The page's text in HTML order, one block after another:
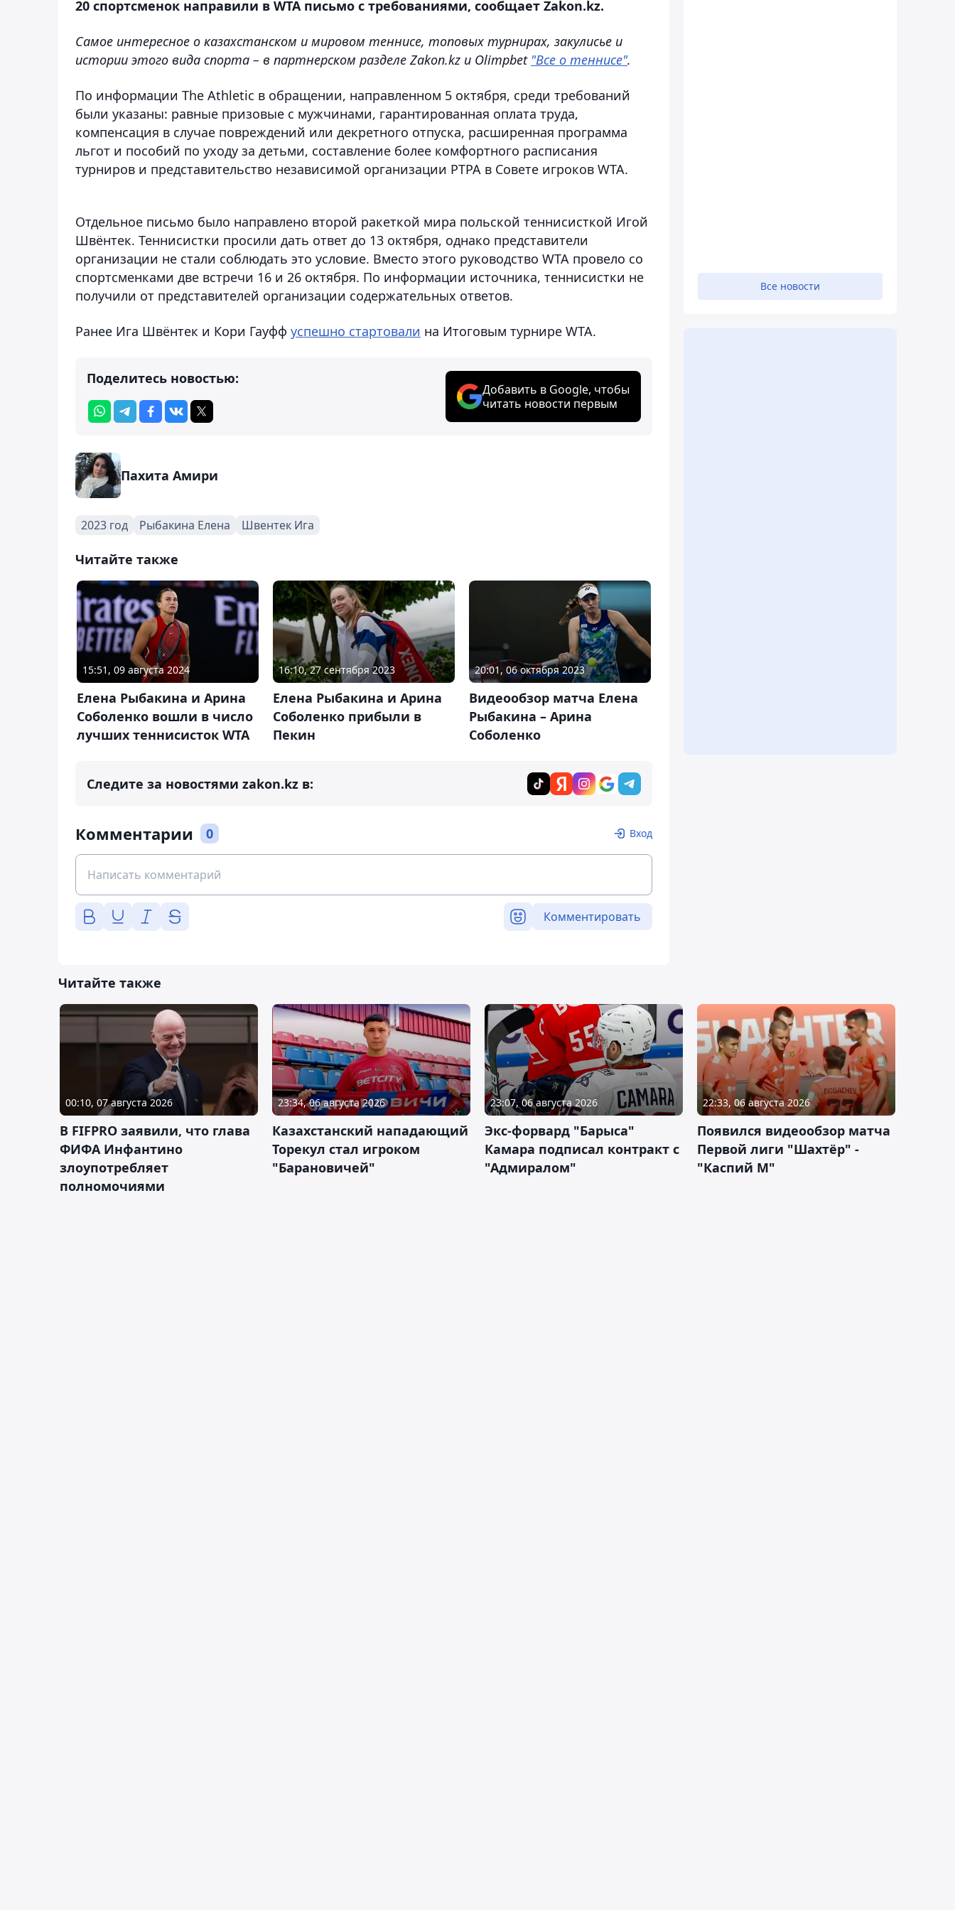
20 спортсменок направили в WTA письмо с требованиями, сообщает Zakon.kz.
Самое интересное о казахстанском и мировом теннисе, топовых турнирах, закулисье и
истории этого вида спорта – в партнерском разделе Zakon.kz и Olimpbet "Все о теннисе".
По информации The Athletic в обращении, направленном 5 октября, среди требований
были указаны: равные призовые с мужчинами, гарантированная оплата труда,
компенсация в случае повреждений или декретного отпуска, расширенная программа
льгот и пособий по уходу за детьми, составление более комфортного расписания
турниров и представительство независимой организации PTPA в Совете игроков WTA.
Отдельное письмо было направлено второй ракеткой мира польской теннисисткой Игой
Швёнтек. Теннисистки просили дать ответ до 13 октября, однако представители
организации не стали соблюдать это условие. Вместо этого руководство WTA провело со
спортсменками две встречи 16 и 26 октября. По информации источника, теннисистки не
получили от представителей организации содержательных ответов.
Ранее Ига Швёнтек и Кори Гауфф успешно стартовали на Итоговым турнире WTA.
Поделитесь новостью:
Добавить в Google, чтобы
читать новости первым
Пахита Амири
2023 год Рыбакина Елена Швентек Ига
Читайте также
15:51, 09 августа 2024
Елена Рыбакина и Арина
Соболенко вошли в число
лучших теннисисток WTA
16:10, 27 сентября 2023
Елена Рыбакина и Арина
Соболенко прибыли в
Пекин
20:01, 06 октября 2023
Видеообзор матча Елена
Рыбакина – Арина
Соболенко
Следите за новостями zakon.kz в:
Комментарии 0 Вход
Комментировать
Все новости
Читайте также
00:10, 07 августа 2026
В FIFPRO заявили, что глава
ФИФА Инфантино
злоупотребляет
полномочиями
23:34, 06 августа 2026
Казахстанский нападающий
Торекул стал игроком
"Барановичей"
23:07, 06 августа 2026
Экс-форвард "Барыса"
Камара подписал контракт с
"Адмиралом"
22:33, 06 августа 2026
Появился видеообзор матча
Первой лиги "Шахтёр" -
"Каспий М"